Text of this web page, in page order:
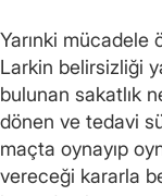
Yarınki mücadele
Larkin belirsizliği
bulunan sakatlık
dönen ve tedavi
maçta oynayıp
vereceği kararla